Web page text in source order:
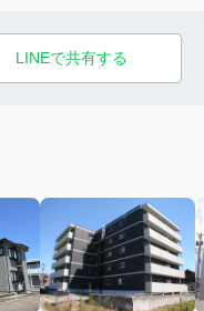
LINEで共有する